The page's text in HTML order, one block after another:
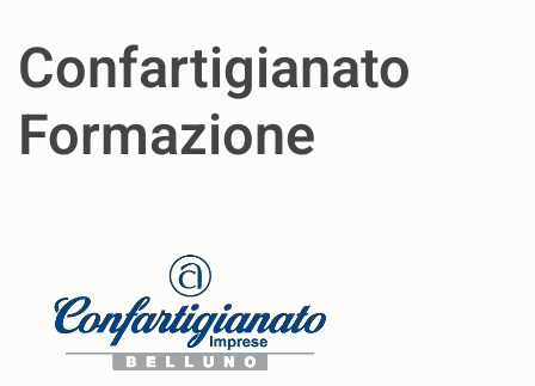
Confartigianato
Formazione